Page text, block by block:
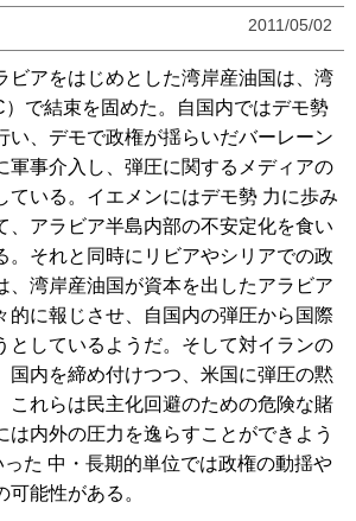
2011/05/02
アをはじめとした湾岸産油国は、湾
）で結束を固めた。自国内ではデモ勢
い、デモで政権が揺らいだバーレーン
軍事介入し、弾圧に関するメディアの
ている。イエメンにはデモ勢 力に歩み
、アラビア半島内部の不安定化を食い
。それと同時にリビアやシリアでの政
、湾岸産油国が資本を出したアラビア
的に報じさせ、自国内の弾圧から国際
としているようだ。そして対イランの
国内を締め付けつつ、米国に弾圧の黙
これらは民主化回避のための危険な賭
は内外の圧力を逸らすことができよう
た 中・長期的単位では政権の動揺や
能性がある。